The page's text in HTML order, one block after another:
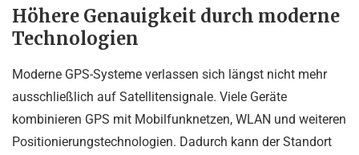
Höhere Genauigkeit durch moderne
Technologien
Moderne GPS-Systeme verlassen sich längst nicht mehr
ausschließlich auf Satellitensignale. Viele Geräte
kombinieren GPS mit Mobilfunknetzen, WLAN und weiteren
Positionierungstechnologien. Dadurch kann der Standort